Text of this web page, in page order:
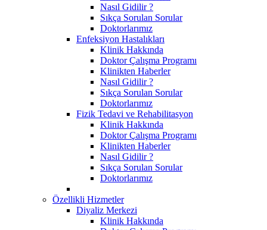
Nasıl Gidilir ?
Sıkça Sorulan Sorular
Doktorlarımız
Enfeksiyon Hastalıkları
Klinik Hakkında
Doktor Çalışma Programı
Klinikten Haberler
Nasıl Gidilir ?
Sıkça Sorulan Sorular
Doktorlarımız
Fizik Tedavi ve Rehabilitasyon
Klinik Hakkında
Doktor Çalışma Programı
Klinikten Haberler
Nasıl Gidilir ?
Sıkça Sorulan Sorular
Doktorlarımız
Özellikli Hizmetler
Diyaliz Merkezi
Klinik Hakkında